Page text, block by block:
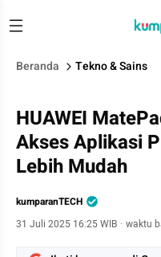
Beranda Tekno & Sains
HUAWEI
Akses Aplikasi
Lebih Mudah
kumparanTECH
31 Juli 2025 16:25 WIB · waktu